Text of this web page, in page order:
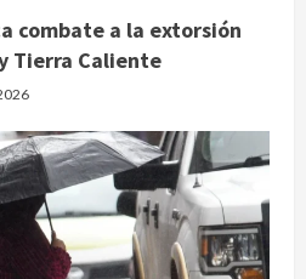
combate a la extorsión
Tierra Caliente